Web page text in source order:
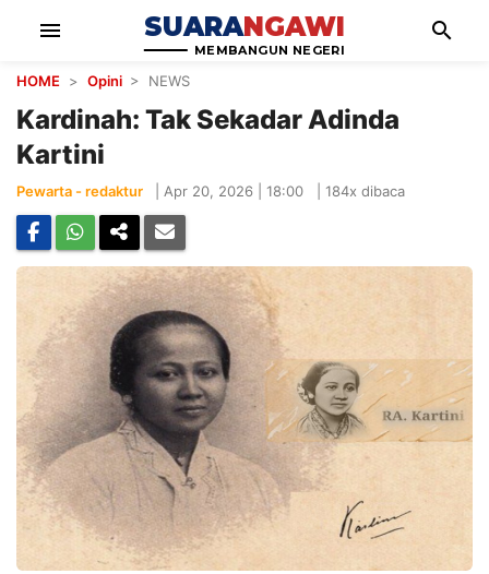
menu SUARANGAWI
MEMBANGUN NEGERI
search
HOME > Opini > NEWS
Kardinah: Tak Sekadar Adinda
Kartini
Pewarta - redaktur Apr 20, 2026 | 18:00 184x dibaca